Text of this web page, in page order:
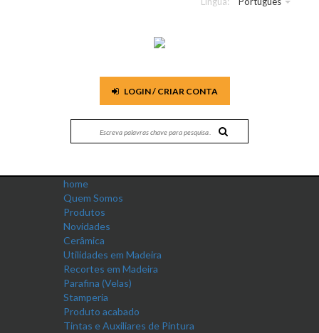
LOGIN / CRIAR CONTA
home
Quem Somos
Produtos
Novidades
Cerâmica
Utilidades em Madeira
Recortes em Madeira
Parafina (Velas)
Stamperia
Produto acabado
Tintas e Auxiliares de Pintura